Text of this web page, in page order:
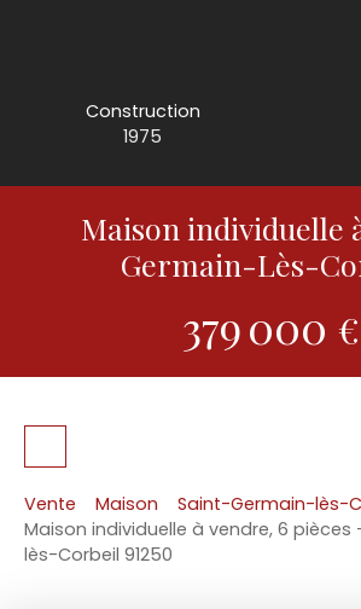
Construction
1975
Maison individuelle
Germain-Lès-
379 000 €
Vente Maison
Saint-Germain-lès-
Maison individuelle à vendre, 6
lès-Corbeil 91250